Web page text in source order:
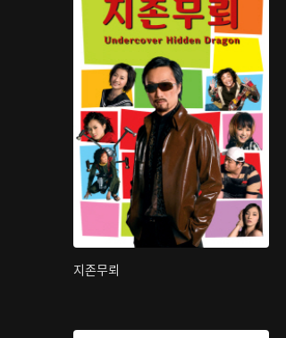
지존무뢰